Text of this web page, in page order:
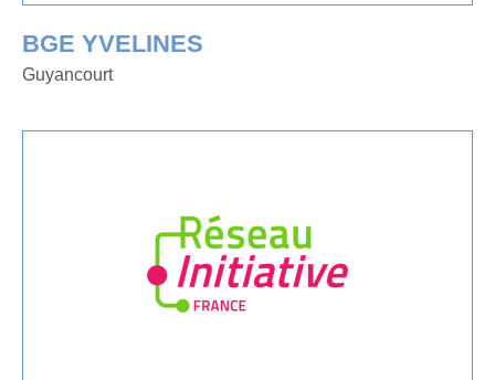
BGE YVELINES
Guyancourt